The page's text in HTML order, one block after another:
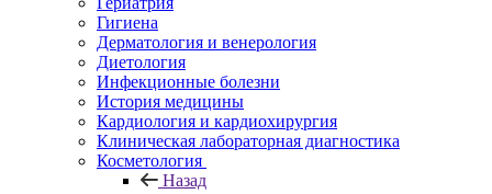
Гигиена
Дерматология и венерология
Диетология
Инфекционные болезни
История медицины
Кардиология и кардиохирургия
Клиническая лабораторная диагностика
Косметология
Назад